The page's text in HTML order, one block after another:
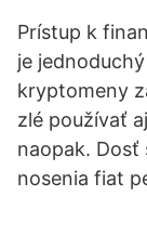
Prístup k
je
kryptomeny
zlé používať
naopak. Dosť
nosenia fiat